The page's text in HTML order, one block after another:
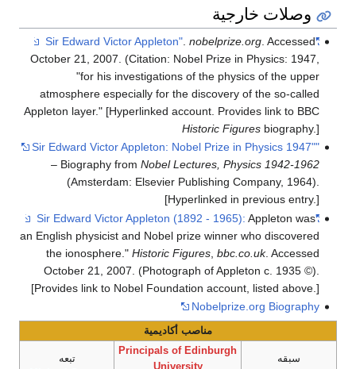
وصلات خارجية
"Sir Edward Victor Appleton"
. nobelprize.org. Accessed
October 21, 2007. (Citation: Nobel Prize in Physics: 1947,
"for his investigations of the physics of the upper
atmosphere especially for the discovery of the so-called
Appleton layer." [Hyperlinked account. Provides link to BBC
Historic Figuresbiography.]
"Sir Edward Victor Appleton: Nobel Prize in Physics 1947"
– Biography from Nobel Lectures, Physics 1942-1962
(Amsterdam: Elsevier Publishing Company, 1964).
[Hyperlinked in previous entry.]
"Sir Edward Victor Appleton (1892 - 1965):
Appleton was
an English physicist and Nobel prize winner who discovered
the ionosphere." Historic Figures, bbc.co.uk. Accessed
October 21, 2007. (Photograph of Appleton c. 1935 ©).
[Provides link to Nobel Foundation account, listed above.]
Nobelprize.org Biography
مناصب أكاديمية
سبقه
Principals of Edinburgh
University
تبعه